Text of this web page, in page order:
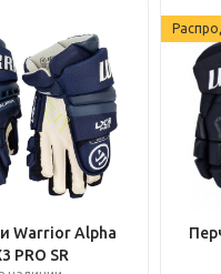
Warrior Alpha
PRO SR